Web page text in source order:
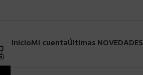
InicioMi cuentaÚltimas NOVEDADES